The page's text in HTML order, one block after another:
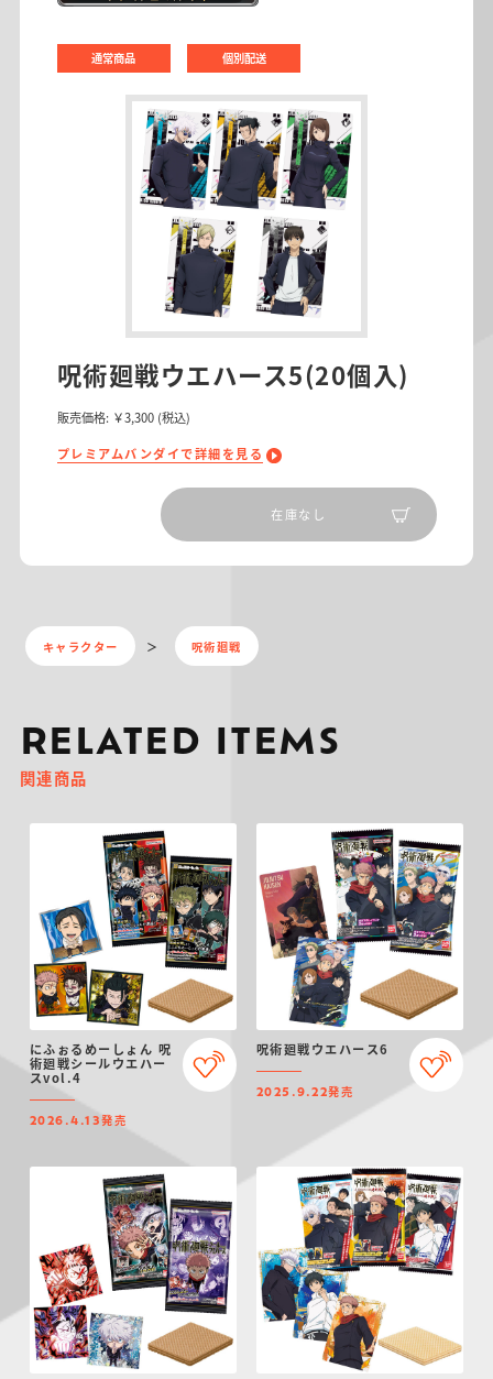
通常商品 個別配送
呪術廻戦ウエハース5(20個入)
販売価格: ￥3,300 (税込)
プレミアムバンダイで詳細を見る
在庫なし
キャラクター 呪術廻戦
RELATED ITEMS
関連商品
にふぉるめーしょん 呪
術廻戦シールウエハー
スvol.4
2026.4.13発売
呪術廻戦ウエハース6
2025.9.22発売